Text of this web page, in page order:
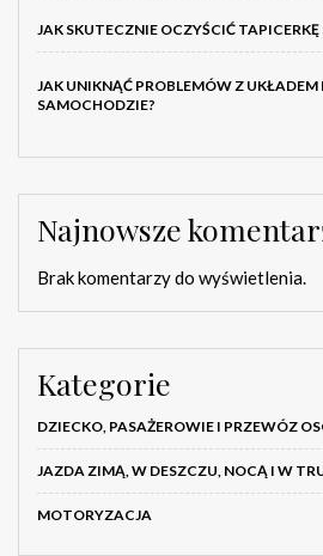
JAK SKUTECZNIE OCZYŚCIĆ
JAK UNIKNĄĆ PROBLEMÓW Z
SAMOCHODZIE?
Najnowsze
Brak komentarzy do wyświetlenia.
Kategorie
DZIECKO, PASAŻEROWIE I PRZEWÓZ
JAZDA ZIMĄ, W DESZCZU, NOCĄ I W
MOTORYZACJA